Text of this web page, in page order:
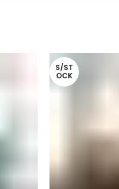
S/ST
OCK